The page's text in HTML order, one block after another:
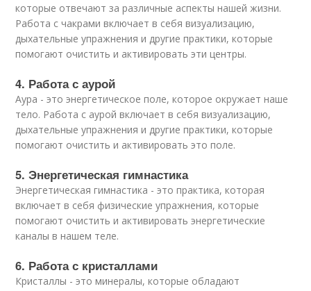
которые отвечают за различные аспекты нашей жизни.
Работа с чакрами включает в себя визуализацию,
дыхательные упражнения и другие практики, которые
помогают очистить и активировать эти центры.
4. Работа с аурой
Аура - это энергетическое поле, которое окружает наше
тело. Работа с аурой включает в себя визуализацию,
дыхательные упражнения и другие практики, которые
помогают очистить и активировать это поле.
5. Энергетическая гимнастика
Энергетическая гимнастика - это практика, которая
включает в себя физические упражнения, которые
помогают очистить и активировать энергетические
каналы в нашем теле.
6. Работа с кристаллами
Кристаллы - это минералы, которые обладают